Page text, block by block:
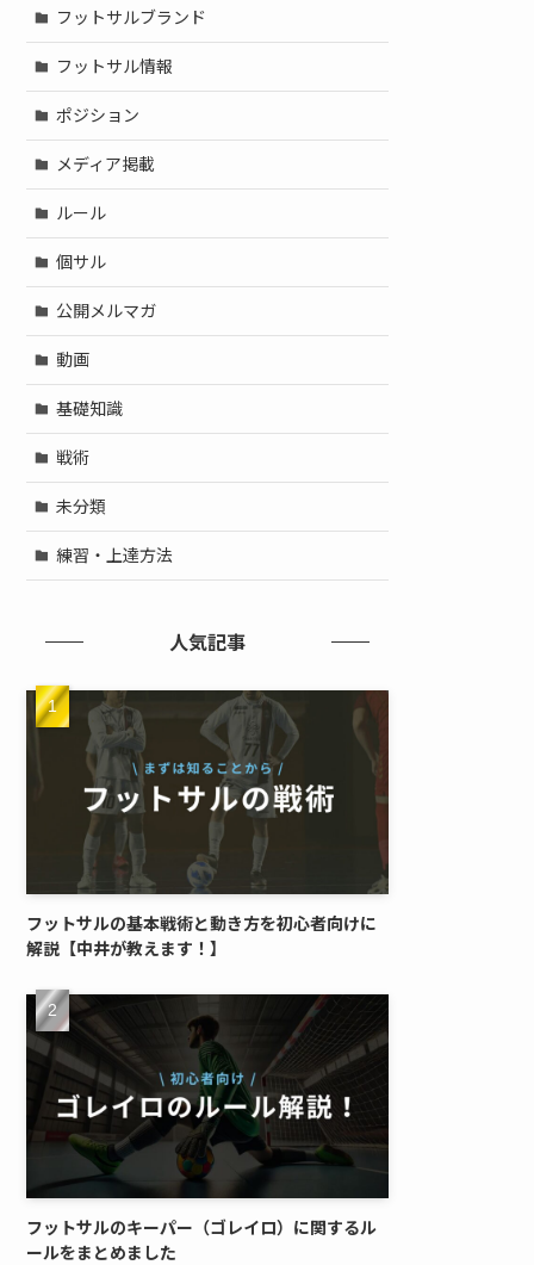
フットサルブランド
フットサル情報
ポジション
メディア掲載
ルール
個サル
公開メルマガ
動画
基礎知識
戦術
未分類
練習・上達方法
人気記事
フットサルの基本戦術と動き方を初心者向けに
解説【中井が教えます！】
フットサルのキーパー（ゴレイロ）に関するル
ールをまとめました